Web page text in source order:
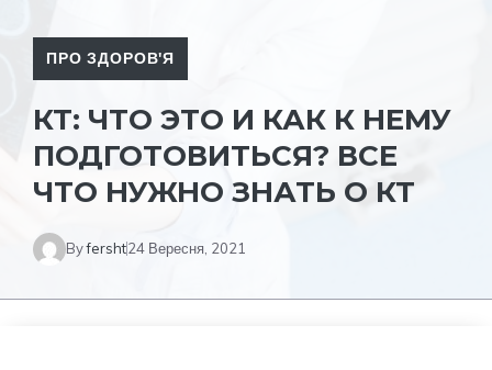
ПРО ЗДОРОВ'Я
КТ: ЧТО ЭТО И КАК К НЕМУ
ПОДГОТОВИТЬСЯ? ВСЕ
ЧТО НУЖНО ЗНАТЬ О КТ
Byfersht24 Вересня, 2021